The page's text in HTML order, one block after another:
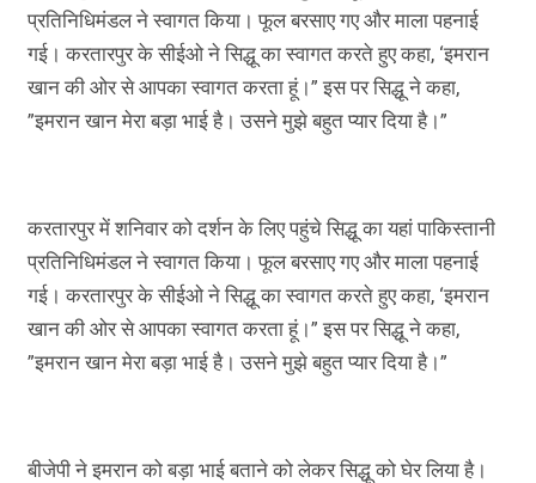
प्रतिनिधिमंडल ने स्वागत किया। फूल बरसाए गए और माला पहनाई
गई। करतारपुर के सीईओ ने सिद्धू का स्वागत करते हुए कहा, ‘इमरान
खान की ओर से आपका स्वागत करता हूं।” इस पर सिद्धू ने कहा,
”इमरान खान मेरा बड़ा भाई है। उसने मुझे बहुत प्यार दिया है।”
करतारपुर में शनिवार को दर्शन के लिए पहुंचे सिद्धू का यहां पाकिस्तानी
प्रतिनिधिमंडल ने स्वागत किया। फूल बरसाए गए और माला पहनाई
गई। करतारपुर के सीईओ ने सिद्धू का स्वागत करते हुए कहा, ‘इमरान
खान की ओर से आपका स्वागत करता हूं।” इस पर सिद्धू ने कहा,
”इमरान खान मेरा बड़ा भाई है। उसने मुझे बहुत प्यार दिया है।”
बीजेपी ने इमरान को बड़ा भाई बताने को लेकर सिद्धू को घेर लिया है।